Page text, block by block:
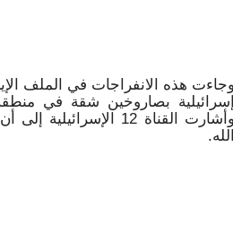
وجاءت هذه الانفراجات في الملف
إسرائيلية بصاروخين شقة في
وأشارت القناة 12
الله.